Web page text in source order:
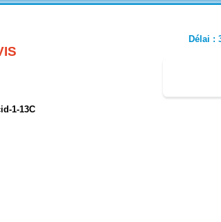
Délai :
1-13C